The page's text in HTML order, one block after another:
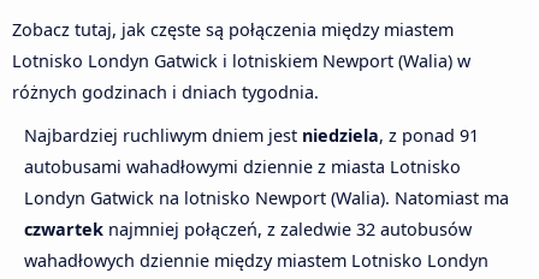
Zobacz tutaj, jak częste są połączenia między miastem
Lotnisko Londyn Gatwick i lotniskiem Newport (Walia) w
różnych godzinach i dniach tygodnia.
Najbardziej ruchliwym dniem jest niedziela, z ponad 91
autobusami wahadłowymi dziennie z miasta Lotnisko
Londyn Gatwick na lotnisko Newport (Walia). Natomiast ma
czwartek najmniej połączeń, z zaledwie 32 autobusów
wahadłowych dziennie między miastem Lotnisko Londyn